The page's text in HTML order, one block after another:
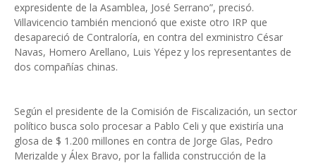
expresidente de la Asamblea, José Serrano”, precisó.
Villavicencio también mencionó que existe otro IRP que
desapareció de Contraloría, en contra del exministro César
Navas, Homero Arellano, Luis Yépez y los representantes de
dos compañías chinas.
Según el presidente de la Comisión de Fiscalización, un sector
político busca solo procesar a Pablo Celi y que existiría una
glosa de $ 1.200 millones en contra de Jorge Glas, Pedro
Merizalde y Álex Bravo, por la fallida construcción de la